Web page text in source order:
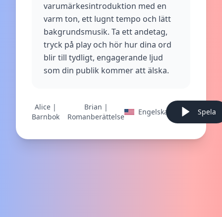
varumärkesintroduktion med en
varm ton, ett lugnt tempo och lätt
bakgrundsmusik. Ta ett andetag,
tryck på play och hör hur dina ord
blir till tydligt, engagerande ljud
som din publik kommer att älska.
Alice |
Barnbok
Brian |
Romanberättelse
Engelska Spela